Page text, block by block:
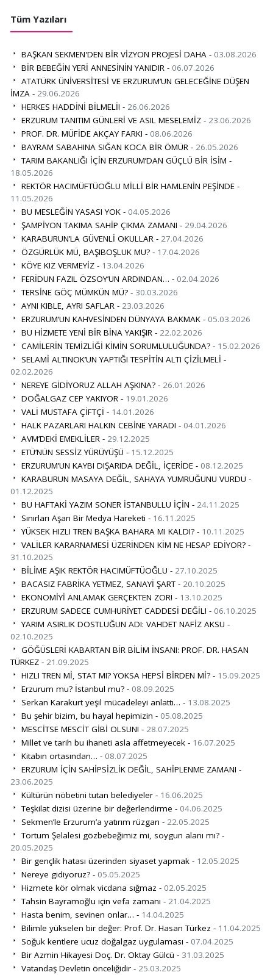
Tüm Yazıları
BAŞKAN SEKMEN'DEN BİR VİZYON PROJESİ DAHA - 03.08.2026
BİR BEBEĞİN YERİ ANNESİNİN YANIDIR - 06.07.2026
ATATÜRK ÜNİVERSİTESİ VE ERZURUM’UN GELECEĞİNE DÜŞEN
İMZA - 29.06.2026
HERKES HADDİNİ BİLMELİ! - 26.06.2026
ERZURUM TANITIM GÜNLERİ VE ASIL MESELEMİZ - 23.06.2026
PROF. DR. MÜFİDE AKÇAY FARKI - 08.06.2026
BAYRAM SABAHINA SIĞAN KOCA BİR ÖMÜR - 26.05.2026
TARIM BAKANLIĞI İÇİN ERZURUM’DAN GÜÇLÜ BİR İSİM -
18.05.2026
REKTÖR HACIMÜFTÜOĞLU MİLLİ BİR HAMLENİN PEŞİNDE -
11.05.2026
BU MESLEĞİN YASASI YOK - 04.05.2026
ŞAMPİYON TAKIMA SAHİP ÇIKMA ZAMANI - 29.04.2026
KARABURUN’LA GÜVENLİ OKULLAR - 27.04.2026
ÖZGÜRLÜK MÜ, BAŞIBOŞLUK MU? - 17.04.2026
KÖYE KIZ VERMEYİZ - 13.04.2026
FERİDUN FAZIL ÖZSOY’UN ARDINDAN… - 02.04.2026
TERSİNE GÖÇ MÜMKÜN MÜ? - 30.03.2026
AYNI KIBLE, AYRI SAFLAR - 23.03.2026
ERZURUM’UN KAHVESİNDEN DÜNYAYA BAKMAK - 05.03.2026
BU HİZMETE YENİ BİR BİNA YAKIŞIR - 22.02.2026
CAMİLERİN TEMİZLİĞİ KİMİN SORUMLULUĞUNDA? - 15.02.2026
SELAMİ ALTINOK’UN YAPTIĞI TESPİTİN ALTI ÇİZİLMELİ -
02.02.2026
NEREYE GİDİYORUZ ALLAH AŞKINA? - 26.01.2026
DOĞALGAZ CEP YAKIYOR - 19.01.2026
VALİ MUSTAFA ÇİFTÇİ - 14.01.2026
HALK PAZARLARI HALKIN CEBİNE YARADI - 04.01.2026
AVM’DEKİ EMEKLİLER - 29.12.2025
ETÜ’NÜN SESSİZ YÜRÜYÜŞÜ - 15.12.2025
ERZURUM’UN KAYBI DIŞARIDA DEĞİL, İÇERİDE - 08.12.2025
KARABURUN MASAYA DEĞİL, SAHAYA YUMRUĞUNU VURDU -
01.12.2025
BU HAFTAKİ YAZIM SONER İSTANBULLU İÇİN - 24.11.2025
Sınırları Aşan Bir Medya Hareketi - 16.11.2025
YÜKSEK HIZLI TREN BAŞKA BAHARA MI KALDI? - 10.11.2025
VALİLER KARARNAMESİ ÜZERİNDEN KİM NE HESAP EDİYOR? -
31.10.2025
BİLİME AŞIK REKTÖR HACIMÜFTÜOĞLU - 27.10.2025
BACASIZ FABRİKA YETMEZ, SANAYİ ŞART - 20.10.2025
EKONOMİYİ ANLAMAK GERÇEKTEN ZOR! - 13.10.2025
ERZURUM SADECE CUMHURİYET CADDESİ DEĞİL! - 06.10.2025
YARIM ASIRLIK DOSTLUĞUN ADI: VAHDET NAFİZ AKSU -
02.10.2025
GÖĞÜSLERİ KABARTAN BİR BİLİM İNSANI: PROF. DR. HASAN
TÜRKEZ - 21.09.2025
HIZLI TREN Mİ, STAT MI? YOKSA HEPSİ BİRDEN Mİ? - 15.09.2025
Erzurum mu? İstanbul mu? - 08.09.2025
Serkan Karakurt yeşil mücadeleyi anlattı… - 13.08.2025
Bu şehir bizim, bu hayal hepimizin - 05.08.2025
MESCİTSE MESCİT GİBİ OLSUN! - 28.07.2025
Millet ve tarih bu ihaneti asla affetmeyecek - 16.07.2025
Kitabın ortasından… - 08.07.2025
ERZURUM İÇİN SAHİPSİZLİK DEĞİL, SAHİPLENME ZAMANI -
23.06.2025
Kültürün nöbetini tutan belediyeler - 16.06.2025
Teşkilat dizisi üzerine bir değerlendirme - 04.06.2025
Sekmen’le Erzurum’a yatırım rüzgarı - 22.05.2025
Tortum Şelalesi gözbebeğimiz mi, soygun alanı mı? -
20.05.2025
Bir gençlik hatası üzerinden siyaset yapmak - 12.05.2025
Nereye gidiyoruz? - 05.05.2025
Hizmete kör olmak vicdana sığmaz - 02.05.2025
Tahsin Bayramoğlu için vefa zamanı - 21.04.2025
Hasta benim, sevinen onlar… - 14.04.2025
Bilimle yükselen bir değer: Prof. Dr. Hasan Türkez - 11.04.2025
Soğuk kentlere ucuz doğalgaz uygulaması - 07.04.2025
Bir Azmin Hikayesi Doç. Dr. Oktay Gülcü - 31.03.2025
Vatandaş Devletin önceliğidir - 25.03.2025